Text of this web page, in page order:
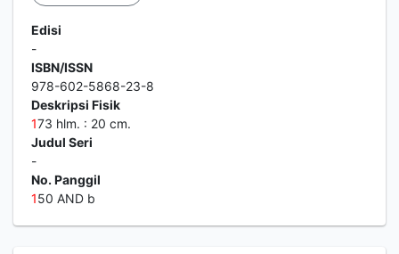
Edisi
-
ISBN/ISSN
978-602-5868-23-8
Deskripsi Fisik
173 hlm. : 20 cm.
Judul Seri
-
No. Panggil
150 AND b